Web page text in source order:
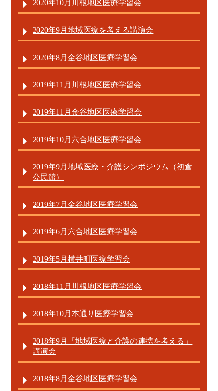
2020年10月川根地区医療学習会
2020年9月地域医療を考える講演会
2020年8月金谷地区医療学習会
2019年11月川根地区医療学習会
2019年11月金谷地区医療学習会
2019年10月六合地区医療学習会
2019年9月地域医療・介護シンポジウム（初倉
公民館）
2019年7月金谷地区医療学習会
2019年6月六合地区医療学習会
2019年5月横井町医療学習会
2018年11月川根地区医療学習会
2018年10月本通り医療学習会
2018年9月「地域医療と介護の連携を考える」
講演会
2018年8月金谷地区医療学習会